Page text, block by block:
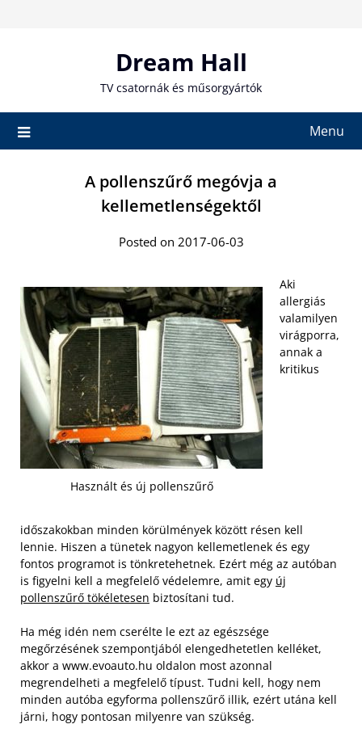
Dream Hall
TV csatornák és műsorgyártók
Menu
A pollenszűrő megóvja a
kellemetlenségektől
Posted on 2017-06-03
Használt és új pollenszűrő
Aki
allergiás
valamilyen
virágporra,
annak a
kritikus
időszakokban minden körülmények között résen kell
lennie. Hiszen a tünetek nagyon kellemetlenek és egy
fontos programot is tönkretehetnek. Ezért még az autóban
is figyelni kell a megfelelő védelemre, amit egy új
pollenszűrő tökéletesen biztosítani tud.
Ha még idén nem cserélte le ezt az egészsége
megőrzésének szempontjából elengedhetetlen kelléket,
akkor a www.evoauto.hu oldalon most azonnal
megrendelheti a megfelelő típust. Tudni kell, hogy nem
minden autóba egyforma pollenszűrő illik, ezért utána kell
járni, hogy pontosan milyenre van szükség.